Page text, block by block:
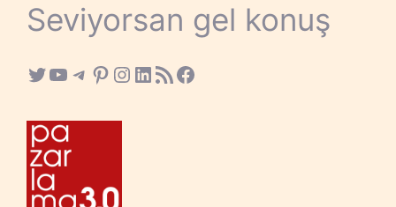
Seviyorsan gel konuş
Twitter
YouTube
Telegram
Pinterest
Instagram
LinkedIn
RSS FeedFacebook